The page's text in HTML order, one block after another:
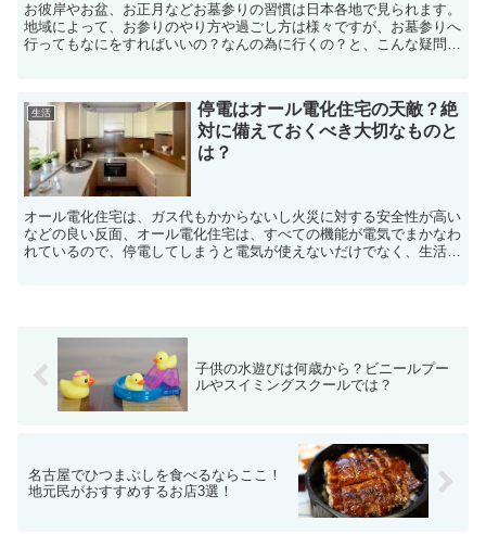
お彼岸やお盆、お正月などお墓参りの習慣は日本各地で見られます。
地域によって、お参りのやり方や過ごし方は様々ですが、お墓参りへ
行ってもなにをすればいいの？なんの為に行くの？と、こんな疑問を
生活
停電はオール電化住宅の天敵？絶
対に備えておくべき大切なものと
は？
オール電化住宅は、ガス代もかからないし火災に対する安全性が高い
などの良い反面、オール電化住宅は、すべての機能が電気でまかなわ
れているので、停電してしまうと電気が使えないだけでなく、生活の
子供の水遊びは何歳から？ビニールプー
ルやスイミングスクールでは？
名古屋でひつまぶしを食べるならここ！
地元民がおすすめするお店3選！